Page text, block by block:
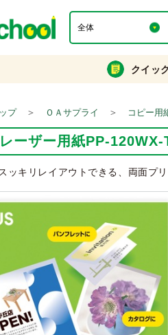
クイッ
プ ＞ ＯＡサプライ ＞ コピー用
ーザー用紙PP-120WX-
ッキリレイアウトできる、両面プリ